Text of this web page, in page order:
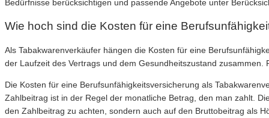
Bedürfnisse berücksichtigen und passende Angebote unter
Wie hoch sind die Kosten für eine
Als Tabakwarenverkäufer hängen die Kosten für eine
der Laufzeit des Vertrags und dem Gesundheitszustand
Die Kosten für eine Berufsunfähigkeitsversicherung als
Zahlbeitrag ist in der Regel der monatliche Betrag, den man zahlt.
den Zahlbeitrag zu achten, sondern auch auf den Bruttobeitrag als